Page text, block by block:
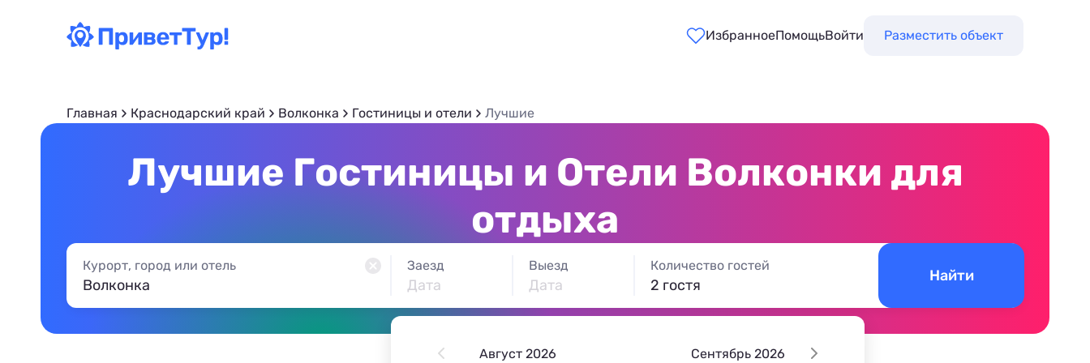
ИзбранноеПомощьВойти Разместить объект
Главная Краснодарский край Волконка Гостиницы и отели Лучшие
Лучшие Гостиницы и Отели Волконки для
отдыха
Курорт, город или отель Заезд
Дата
Выезд
Дата
Август 2026 Сентябрь 2026
Количество гостей
2 гостя
Найти